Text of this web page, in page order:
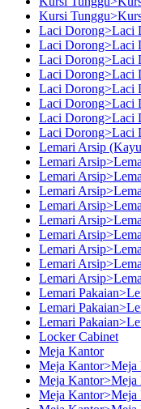
Kursi
Laci Dorong>Laci
Laci Dorong>Laci
Laci Dorong>Laci
Laci Dorong>Laci
Laci Dorong>Laci
Laci Dorong>Laci
Laci Dorong>Laci
Laci Dorong>Laci
Lemari Arsip
Lemari
Lemari
Lemari
Lemari
Lemari
Lemari
Lemari
Lemari
Lemari
Lemari
Lemari
Lemari
Locker Cabinet
Meja Kantor
Meja
Meja Kantor>Meja
Meja Kantor>Meja